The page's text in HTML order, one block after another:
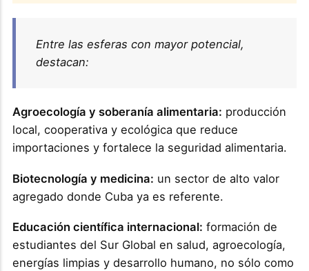
Entre las esferas con mayor potencial,
destacan:
Agroecología y soberanía alimentaria: producción
local, cooperativa y ecológica que reduce
importaciones y fortalece la seguridad alimentaria.
Biotecnología y medicina: un sector de alto valor
agregado donde Cuba ya es referente.
Educación científica internacional: formación de
estudiantes del Sur Global en salud, agroecología,
energías limpias y desarrollo humano, no sólo como